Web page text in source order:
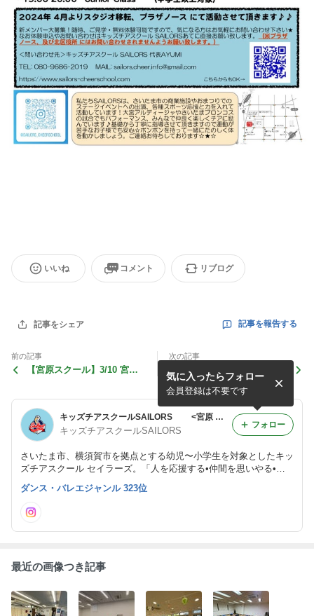
いいね コメント リブログ
記事をシェア 記事を報告する
前の記事
【宮原スクール】3/10 宮原
次の記事
【横須賀スクール】3/2 横須
賀SAILORS 5周年記念発表
会を行いました③
キッズチアスクールSAILORS <宮原 横須賀 チア キッズチア ダンス スクール お習い事 新生活>
キッズチアスクールSAILORS
さいたま市、横須賀市を拠点とする幼児〜小学生を対象としたキッ
ズチアスクール セイラーズ。「人を応援する•仲間を思いやる•努
ています★生徒募集中！随時、無料体験できます♪
気に入ったらフォロー
会員登録は不要です
フォロー
ダンス・バレエジャンル 323位
最近の画像つき記事